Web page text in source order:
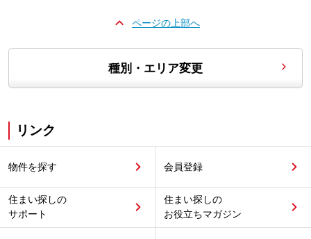
ページの上部へ
種別・エリア変更
リンク
物件を探す 会員登録
住まい探しの
サポート
住まい探しの
お役立ちマガジン